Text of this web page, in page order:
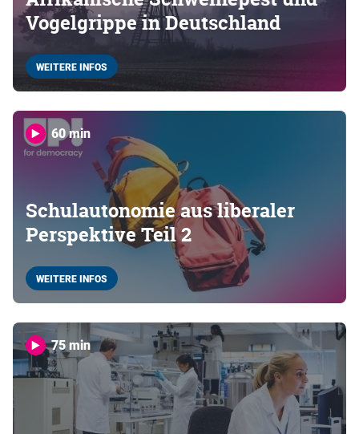
Vogelgrippe in Deutschland
WEITERE INFOS
60 min
Schulautonomie aus liberaler
Perspektive Teil 2
WEITERE INFOS
75 min